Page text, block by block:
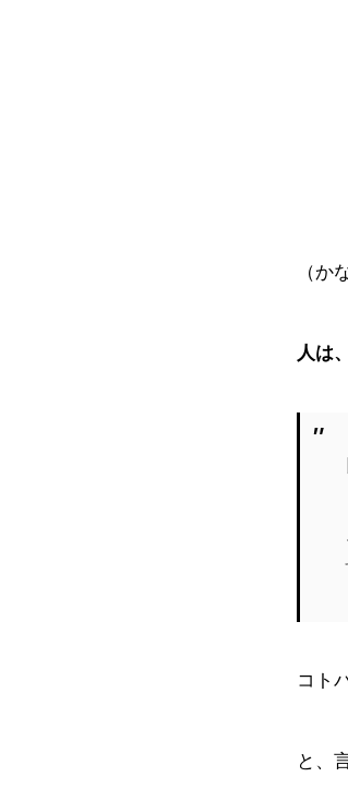
（か
人は
コト
と、